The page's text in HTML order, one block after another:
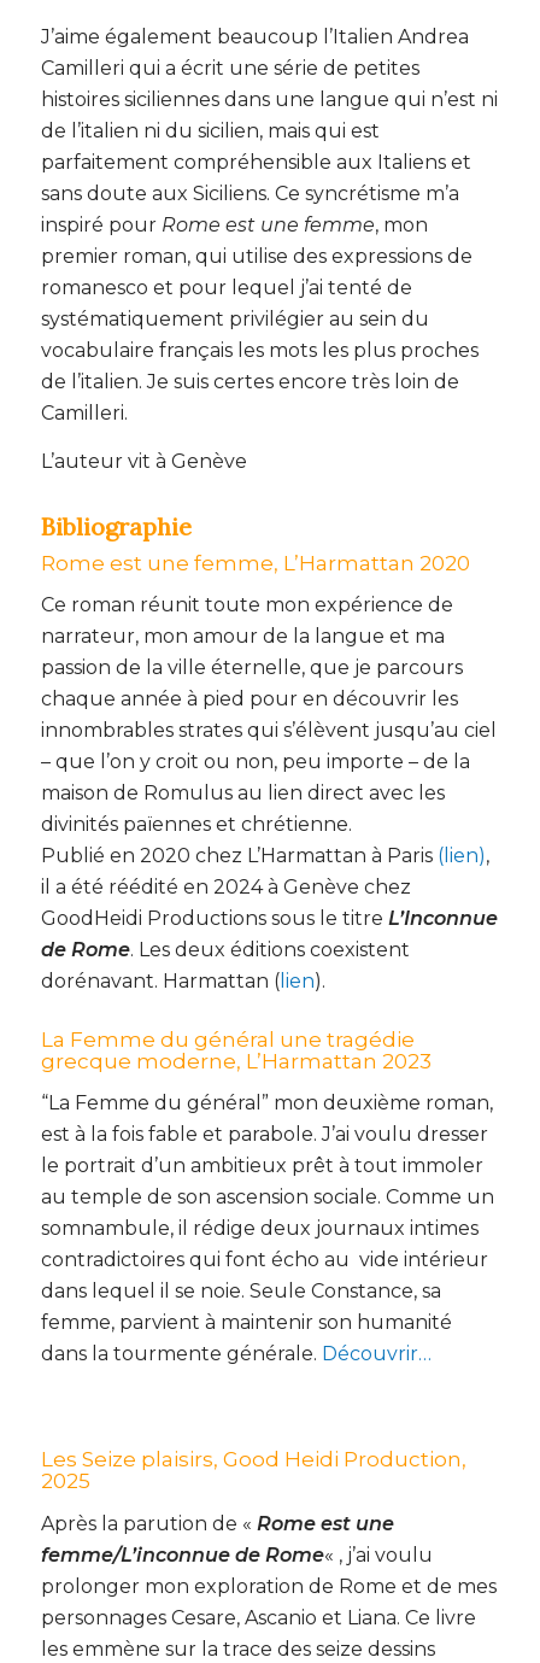
J’aime également beaucoup l’Italien Andrea
Camilleri qui a écrit une série de petites
histoires siciliennes dans une langue qui n’est ni
de l’italien ni du sicilien, mais qui est
parfaitement compréhensible aux Italiens et
sans doute aux Siciliens. Ce syncrétisme m’a
inspiré pour Rome est une femme, mon
premier roman, qui utilise des expressions de
romanesco et pour lequel j’ai tenté de
systématiquement privilégier au sein du
vocabulaire français les mots les plus proches
de l’italien. Je suis certes encore très loin de
Camilleri.
L’auteur vit à Genève
Bibliographie
Rome est une femme, L’Harmattan 2020
Ce roman réunit toute mon expérience de
narrateur, mon amour de la langue et ma
passion de la ville éternelle, que je parcours
chaque année à pied pour en découvrir les
innombrables strates qui s’élèvent jusqu’au ciel
– que l’on y croit ou non, peu importe – de la
maison de Romulus au lien direct avec les
divinités païennes et chrétienne.
Publié en 2020 chez L’Harmattan à Paris (lien),
il a été réédité en 2024 à Genève chez
GoodHeidi Productions sous le titre L’Inconnue
de Rome. Les deux éditions coexistent
dorénavant. Harmattan (lien).
La Femme du général une tragédie
grecque moderne, L’Harmattan 2023
“La Femme du général” mon deuxième roman,
est à la fois fable et parabole. J’ai voulu dresser
le portrait d’un ambitieux prêt à tout immoler
au temple de son ascension sociale. Comme un
somnambule, il rédige deux journaux intimes
contradictoires qui font écho au vide intérieur
dans lequel il se noie. Seule Constance, sa
femme, parvient à maintenir son humanité
dans la tourmente générale. Découvrir…
Les Seize plaisirs, Good Heidi Production,
2025
Après la parution de « Rome est une
femme/L’inconnue de Rome« , j’ai voulu
prolonger mon exploration de Rome et de mes
personnages Cesare, Ascanio et Liana. Ce livre
les emmène sur la trace des seize dessins